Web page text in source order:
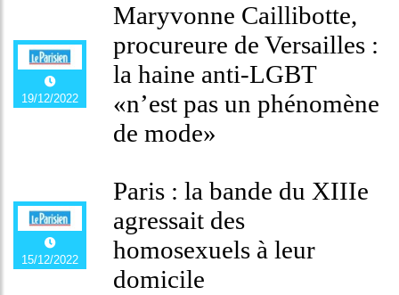
19/12/2022
Maryvonne Caillibotte,
procureure de Versailles :
la haine anti-LGBT
«n’est pas un phénomène
de mode»
15/12/2022
Paris : la bande du XIIIe
agressait des
homosexuels à leur
domicile